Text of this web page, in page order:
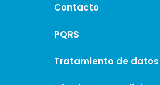
Contacto
PQRS
Tratamiento de datos